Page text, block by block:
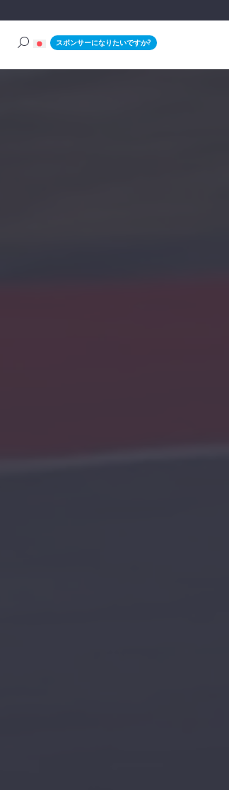
スポンサーになりたいですか?